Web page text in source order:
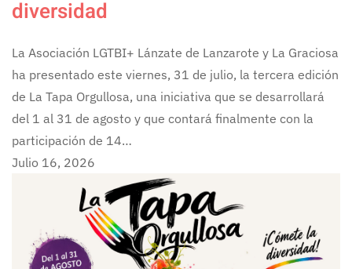
diversidad
La Asociación LGTBI+ Lánzate de Lanzarote y La Graciosa
ha presentado este viernes, 31 de julio, la tercera edición
de La Tapa Orgullosa, una iniciativa que se desarrollará
del 1 al 31 de agosto y que contará finalmente con la
participación de 14…
Julio 16, 2026